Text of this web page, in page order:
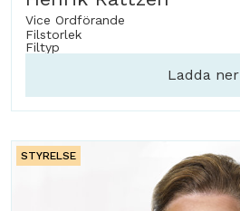
Vice Ordförande
Filstorlek
Filtyp
Ladda ner
STYRELSE